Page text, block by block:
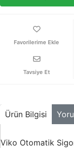
Tavsiye Et
Ürün Bilgisi
Viko Otomatik